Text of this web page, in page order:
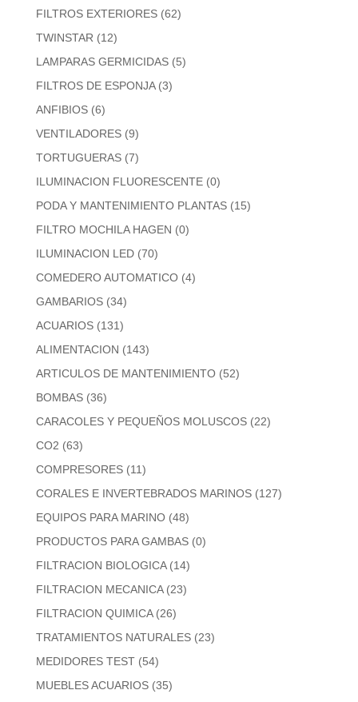
FILTROS EXTERIORES (62)
TWINSTAR (12)
LAMPARAS GERMICIDAS (5)
FILTROS DE ESPONJA (3)
ANFIBIOS (6)
VENTILADORES (9)
TORTUGUERAS (7)
ILUMINACION FLUORESCENTE (0)
PODA Y MANTENIMIENTO PLANTAS (15)
FILTRO MOCHILA HAGEN (0)
ILUMINACION LED (70)
COMEDERO AUTOMATICO (4)
GAMBARIOS (34)
ACUARIOS (131)
ALIMENTACION (143)
ARTICULOS DE MANTENIMIENTO (52)
BOMBAS (36)
CARACOLES Y PEQUEÑOS MOLUSCOS (22)
CO2 (63)
COMPRESORES (11)
CORALES E INVERTEBRADOS MARINOS (127)
EQUIPOS PARA MARINO (48)
PRODUCTOS PARA GAMBAS (0)
FILTRACION BIOLOGICA (14)
FILTRACION MECANICA (23)
FILTRACION QUIMICA (26)
TRATAMIENTOS NATURALES (23)
MEDIDORES TEST (54)
MUEBLES ACUARIOS (35)